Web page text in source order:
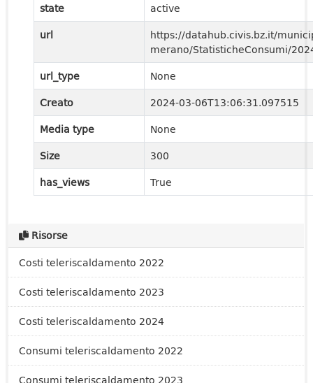
Risorse
Costi teleriscaldamento 2022
Costi teleriscaldamento 2023
Costi teleriscaldamento 2024
Consumi teleriscaldamento 2022
Consumi teleriscaldamento 2023
state
active
url
https://datahub.civis.bz.it/
merano/StatisticheConsumi/
url_type
None
Creato
2024-03-06T13:06:31.097515
Media type
None
Size
300
has_views
True